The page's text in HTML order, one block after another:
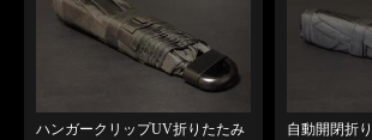
ハンガークリップUV折りたたみ
自動開閉折